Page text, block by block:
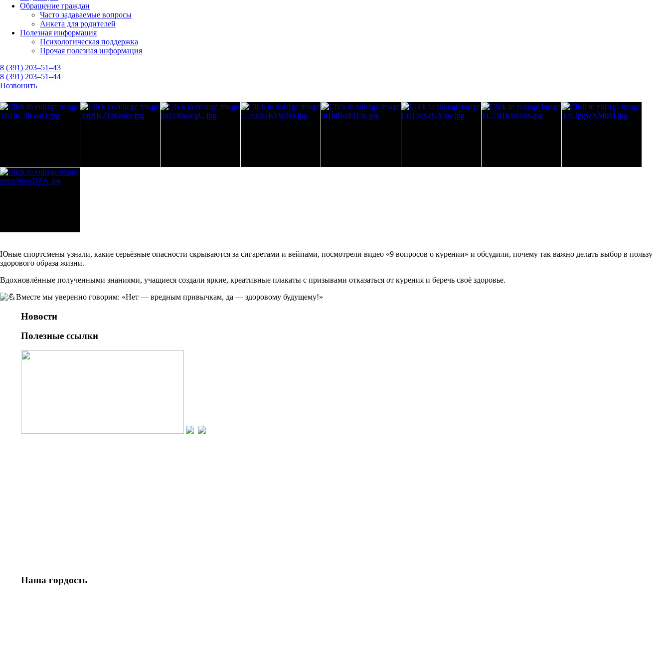
Обращение граждан
Часто задаваемые вопросы
Анкета для родителей
Полезная информация
Психологическая поддержка
Прочая полезная информация
8 (391) 203–51–43
8 (391) 203–51–44
Позвонить
Юные спортсмены узнали, какие серьёзные опасности скрываются за сигаретами и вейпами, посмотрели видео «9 вопросов о курении» и обсудили, почему так важно делать выбор в пользу
здорового образа жизни.
Вдохновлённые полученными знаниями, учащиеся создали яркие, креативные плакаты с призывами отказаться от курения и беречь своё здоровье.
Вместе мы уверенно говорим: «Нет — вредным привычкам, да — здоровому будущему!»
Новости
Полезные ссылки
Наша гордость